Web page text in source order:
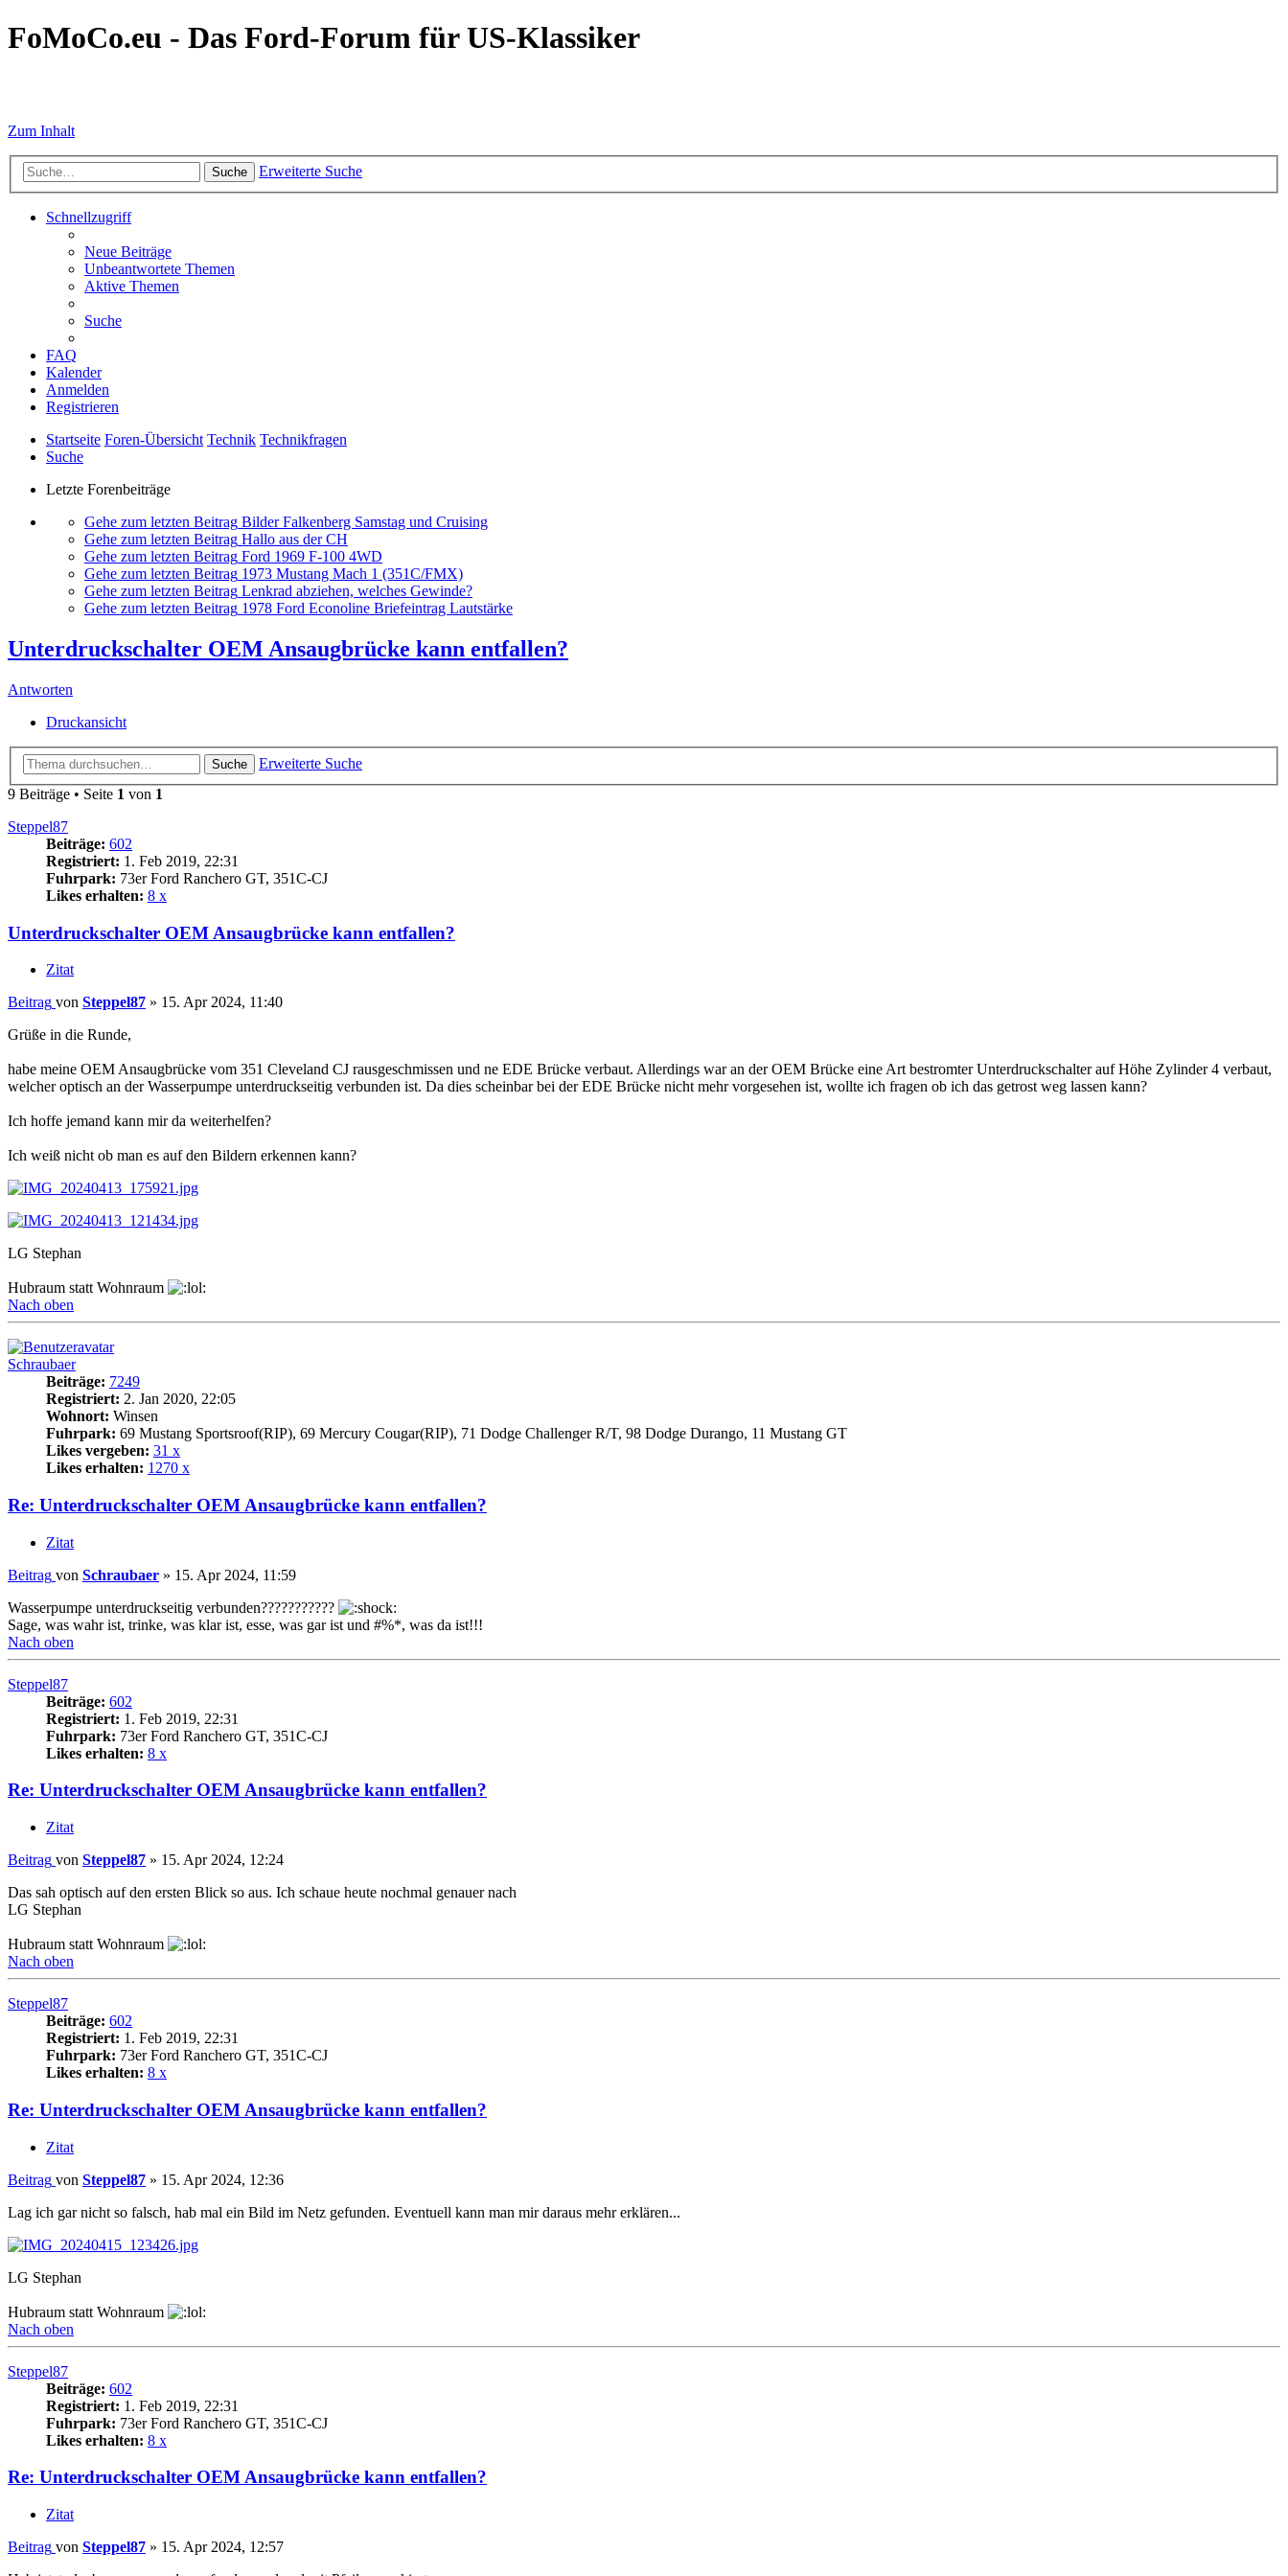
FoMoCo.eu - Das Ford-Forum für US-Klassiker
Zum Inhalt
Suche Erweiterte Suche
Schnellzugriff
Neue Beiträge
Unbeantwortete Themen
Aktive Themen
Suche
FAQ
Kalender
Anmelden
Registrieren
Startseite Foren-Übersicht Technik Technikfragen
Suche
Letzte Forenbeiträge
Gehe zum letzten Beitrag Bilder Falkenberg Samstag und Cruising
Gehe zum letzten Beitrag Hallo aus der CH
Gehe zum letzten Beitrag Ford 1969 F-100 4WD
Gehe zum letzten Beitrag 1973 Mustang Mach 1 (351C/FMX)
Gehe zum letzten Beitrag Lenkrad abziehen, welches Gewinde?
Gehe zum letzten Beitrag 1978 Ford Econoline Briefeintrag Lautstärke
Unterdruckschalter OEM Ansaugbrücke kann entfallen?
Antworten
Druckansicht
Suche
Erweiterte Suche
9 Beiträge • Seite 1 von 1
Steppel87
Beiträge: 602
Registriert: 1. Feb 2019, 22:31
Fuhrpark: 73er Ford Ranchero GT, 351C-CJ
Likes erhalten: 8 x
Unterdruckschalter OEM Ansaugbrücke kann entfallen?
Zitat
Beitrag von Steppel87 » 15. Apr 2024, 11:40
Grüße in die Runde,
habe meine OEM Ansaugbrücke vom 351 Cleveland CJ rausgeschmissen und ne EDE Brücke verbaut. Allerdings war an der OEM Brücke eine Art bestromter Unterdruckschalter auf Höhe Zylinder 4 verbaut,
welcher optisch an der Wasserpumpe unterdruckseitig verbunden ist. Da dies scheinbar bei der EDE Brücke nicht mehr vorgesehen ist, wollte ich fragen ob ich das getrost weg lassen kann?
Ich hoffe jemand kann mir da weiterhelfen?
Ich weiß nicht ob man es auf den Bildern erkennen kann?
LG Stephan
Hubraum statt Wohnraum
Nach oben
Schraubaer
Beiträge: 7249
Registriert: 2. Jan 2020, 22:05
Wohnort: Winsen
Fuhrpark: 69 Mustang Sportsroof(RIP), 69 Mercury Cougar(RIP), 71 Dodge Challenger R/T, 98 Dodge Durango, 11 Mustang GT
Likes vergeben: 31 x
Likes erhalten: 1270 x
Re: Unterdruckschalter OEM Ansaugbrücke kann entfallen?
Zitat
Beitrag von Schraubaer » 15. Apr 2024, 11:59
Wasserpumpe unterdruckseitig verbunden???????????
Sage, was wahr ist, trinke, was klar ist, esse, was gar ist und #%*, was da ist!!!
Nach oben
Steppel87
Beiträge: 602
Registriert: 1. Feb 2019, 22:31
Fuhrpark: 73er Ford Ranchero GT, 351C-CJ
Likes erhalten: 8 x
Re: Unterdruckschalter OEM Ansaugbrücke kann entfallen?
Zitat
Beitrag von Steppel87 » 15. Apr 2024, 12:24
Das sah optisch auf den ersten Blick so aus. Ich schaue heute nochmal genauer nach
LG Stephan
Hubraum statt Wohnraum
Nach oben
Steppel87
Beiträge: 602
Registriert: 1. Feb 2019, 22:31
Fuhrpark: 73er Ford Ranchero GT, 351C-CJ
Likes erhalten: 8 x
Re: Unterdruckschalter OEM Ansaugbrücke kann entfallen?
Zitat
Beitrag von Steppel87 » 15. Apr 2024, 12:36
Lag ich gar nicht so falsch, hab mal ein Bild im Netz gefunden. Eventuell kann man mir daraus mehr erklären...
LG Stephan
Hubraum statt Wohnraum
Nach oben
Steppel87
Beiträge: 602
Registriert: 1. Feb 2019, 22:31
Fuhrpark: 73er Ford Ranchero GT, 351C-CJ
Likes erhalten: 8 x
Re: Unterdruckschalter OEM Ansaugbrücke kann entfallen?
Zitat
Beitrag von Steppel87 » 15. Apr 2024, 12:57